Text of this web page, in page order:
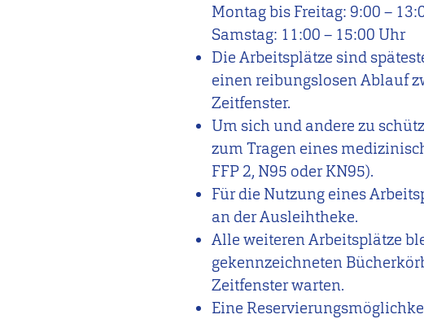
Montag bis Freitag: 9:00 –
Samstag: 11:00 – 15:00 Uhr
Die Arbeitsplätze sind
einen reibungslosen Ablauf
Zeitfenster.
Um sich und andere zu
zum Tragen eines
FFP 2, N95 oder KN95).
Für die Nutzung eines
an der Ausleihtheke.
Alle weiteren Arbeitsplätze
gekennzeichneten
Zeitfenster warten.
Eine